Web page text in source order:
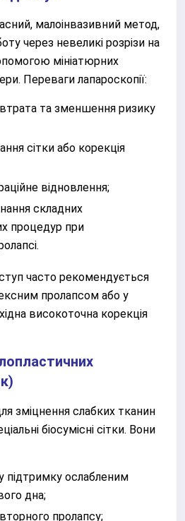
малоінвазивний метод,
через невеликі розрізи на
мініатюрних
Переваги лапароскопії:
та зменшення ризику
сітки або корекція
відновлення;
складних
процедур при
часто рекомендується
пролапсом або у
високоточна корекція
зміцнення слабких тканин
біосумісні сітки. Вони
підтримку ослабленим
дна;
пролапсу;